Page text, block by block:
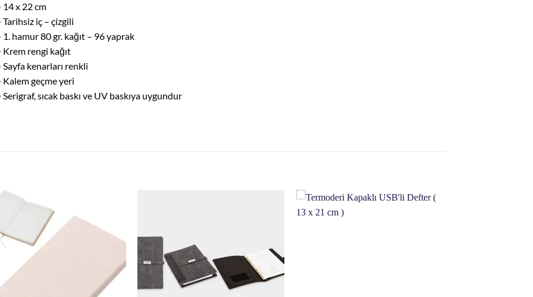
14 x 22 cm
Tarihsiz iç – çizgili
1. hamur 80 gr. kağıt – 96 yaprak
Krem rengi kağıt
Sayfa kenarları renkli
Kalem geçme yeri
Serigraf, sıcak baskı ve UV baskıya uygundur